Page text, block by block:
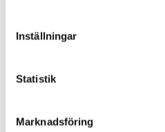
Inställningar
Statistik
Marknadsföring